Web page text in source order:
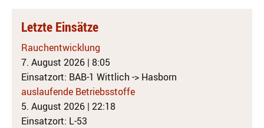
Letzte Einsätze
Rauchentwicklung
7. August 2026 | 8:05
Einsatzort: BAB-1 Wittlich -> Hasborn
auslaufende Betriebsstoffe
5. August 2026 | 22:18
Einsatzort: L-53